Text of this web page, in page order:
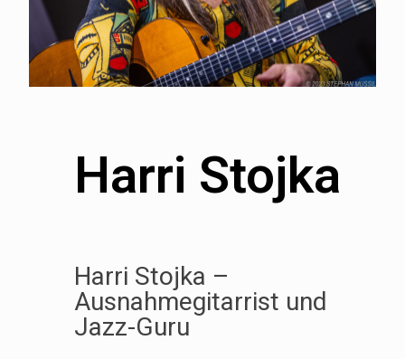
Harri Stojka
Harri Stojka –
Ausnahmegitarrist und
Jazz-Guru